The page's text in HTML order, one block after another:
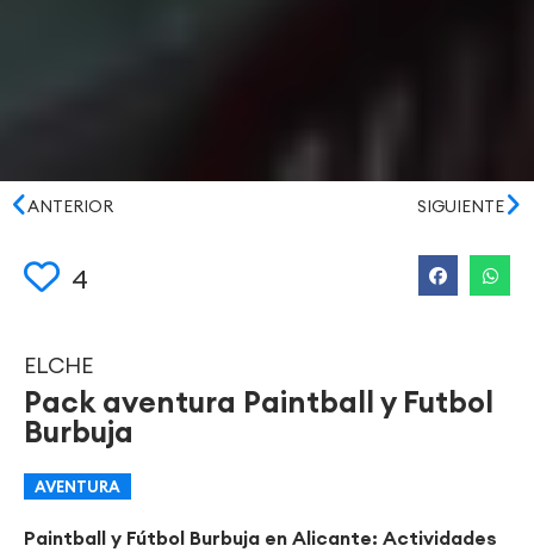
ANTERIOR SIGUIENTE
4
ELCHE
Pack aventura Paintball y Futbol
Burbuja
AVENTURA
Paintball y Fútbol Burbuja en Alicante: Actividades